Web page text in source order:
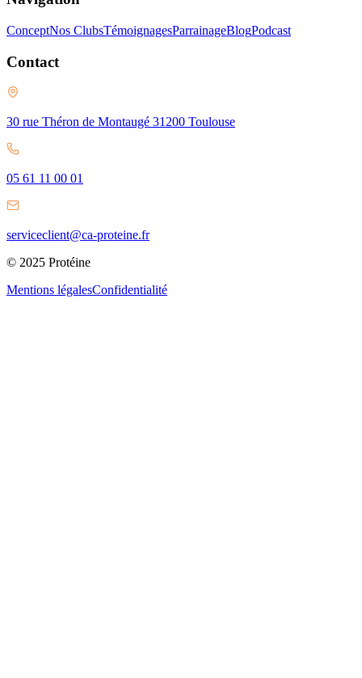
ConceptNos ClubsTémoignagesParrainageBlogPodcast
Contact
30 rue Théron de Montaugé 31200 Toulouse
05 61 11 00 01
serviceclient@ca-proteine.fr
© 2025 Protéine
Mentions légalesConfidentialité